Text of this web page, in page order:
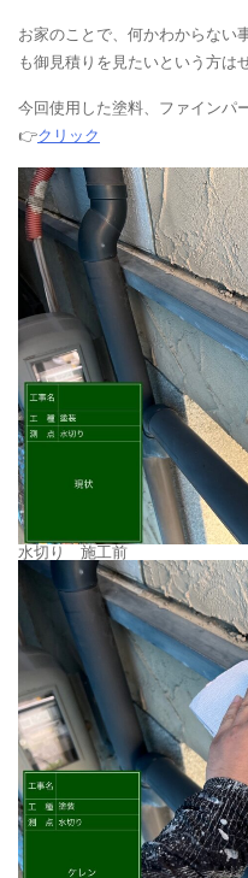
お家のことで、何かわからない
も御見積りを見たいという方は
今回使用した塗料、ファインパ
👉クリック
水切り 施工前